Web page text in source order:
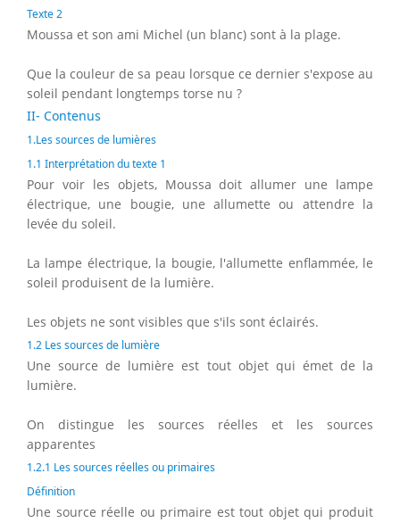
Texte 2
Moussa et son ami Michel (un blanc) sont à la plage.
Que la couleur de sa peau lorsque ce dernier s'expose au
soleil pendant longtemps torse nu ?
II- Contenus
1.Les sources de lumières
1.1 Interprétation du texte 1
Pour voir les objets, Moussa doit allumer une lampe
électrique, une bougie, une allumette ou attendre la
levée du soleil.
La lampe électrique, la bougie, l'allumette enflammée, le
soleil produisent de la lumière.
Les objets ne sont visibles que s'ils sont éclairés.
1.2 Les sources de lumière
Une source de lumière est tout objet qui émet de la
lumière.
On distingue les sources réelles et les sources
apparentes
1.2.1 Les sources réelles ou primaires
Définition
Une source réelle ou primaire est tout objet qui produit